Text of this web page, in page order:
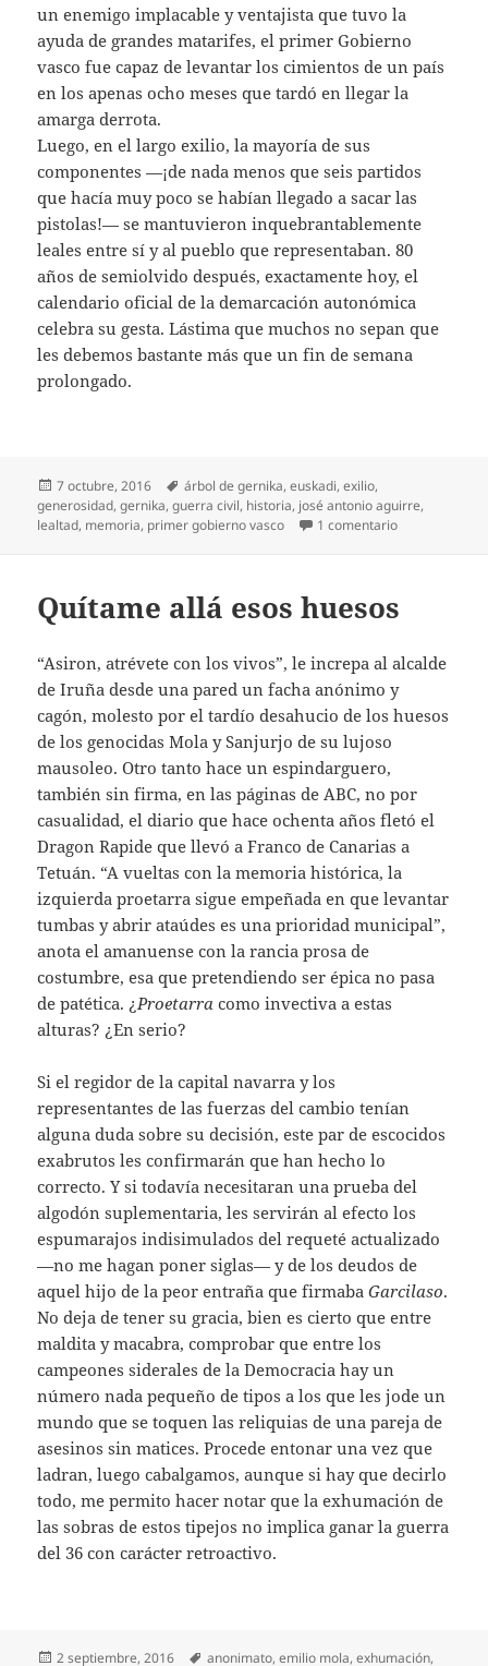
un enemigo implacable y ventajista que tuvo la
ayuda de grandes matarifes, el primer Gobierno
vasco fue capaz de levantar los cimientos de un país
en los apenas ocho meses que tardó en llegar la
amarga derrota.
Luego, en el largo exilio, la mayoría de sus
componentes —¡de nada menos que seis partidos
que hacía muy poco se habían llegado a sacar las
pistolas!— se mantuvieron inquebrantablemente
leales entre sí y al pueblo que representaban. 80
años de semiolvido después, exactamente hoy, el
calendario oficial de la demarcación autonómica
celebra su gesta. Lástima que muchos no sepan que
les debemos bastante más que un fin de semana
prolongado.
Publicado
el
7 octubre, 2016 Etiquetas
árbol de gernika,euskadi,exilio,
generosidad,gernika,guerra civil, historia, josé antonio aguirre,
lealtad, memoria, primer gobierno vasco 1 comentarioen Razones
Quítame allá esos huesos
“Asiron, atrévete con los vivos”, le increpa al alcalde
de Iruña desde una pared un facha anónimo y
cagón, molesto por el tardío desahucio de los huesos
de los genocidas Mola y Sanjurjo de su lujoso
mausoleo. Otro tanto hace un espindarguero,
también sin firma, en las páginas de ABC, no por
casualidad, el diario que hace ochenta años fletó el
Dragon Rapide que llevó a Franco de Canarias a
Tetuán. “A vueltas con la memoria histórica, la
izquierda proetarra sigue empeñada en que levantar
tumbas y abrir ataúdes es una prioridad municipal”,
anota el amanuense con la rancia prosa de
costumbre, esa que pretendiendo ser épica no pasa
de patética. ¿Proetarra como invectiva a estas
alturas? ¿En serio?
Si el regidor de la capital navarra y los
representantes de las fuerzas del cambio tenían
alguna duda sobre su decisión, este par de escocidos
exabrutos les confirmarán que han hecho lo
correcto. Y si todavía necesitaran una prueba del
algodón suplementaria, les servirán al efecto los
espumarajos indisimulados del requeté actualizado
—no me hagan poner siglas— y de los deudos de
aquel hijo de la peor entraña que firmabaGarcilaso.
No deja de tener su gracia, bien es cierto que entre
maldita y macabra, comprobar que entre los
campeones siderales de la Democracia hay un
número nada pequeño de tipos a los que les jode un
mundo que se toquen las reliquias de una pareja de
asesinos sin matices. Procede entonar una vez que
ladran, luego cabalgamos, aunque si hay que decirlo
todo, me permito hacer notar que la exhumación de
las sobras de estos tipejos no implica ganar la guerra
del 36 con carácter retroactivo.
Publicado
2 septiembre, 2016 Etiquetas
anonimato,emilio mola,exhumación,